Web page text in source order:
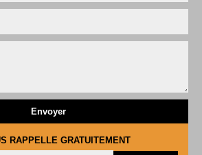
RAPPELLE GRATUITEMENT